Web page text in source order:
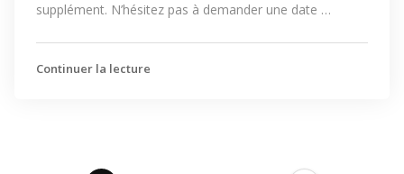
supplément. N’hésitez pas à demander une date …
Continuer la lecture